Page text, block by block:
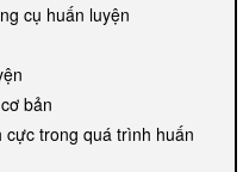
cụ huấn luyện
bản
trong quá trình huấn